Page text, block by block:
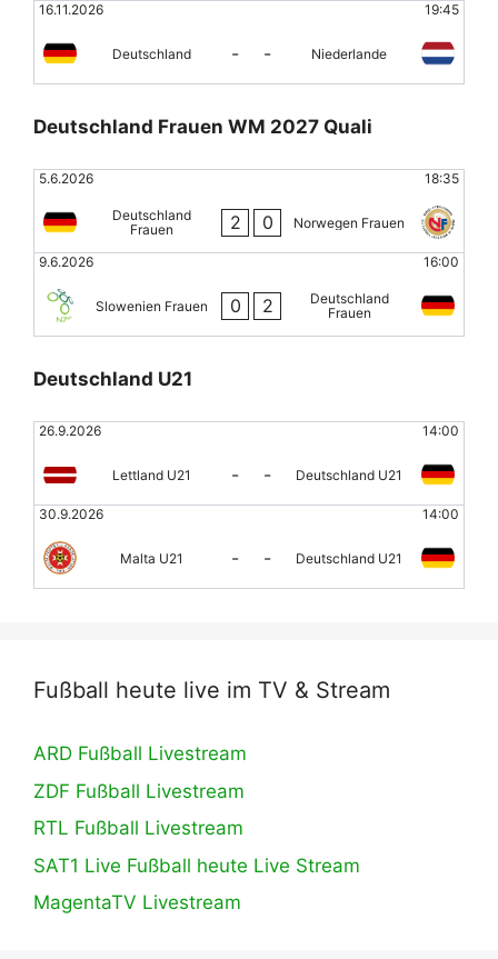
16.11.2026 19:45
Deutschland - - Niederlande
Deutschland Frauen WM 2027 Quali
5.6.2026 18:35
Deutschland
Frauen
2 0 Norwegen Frauen
9.6.2026 16:00
Slowenien Frauen 0 2
Deutschland
Frauen
Deutschland U21
26.9.2026 14:00
Lettland U21 - - Deutschland U21
30.9.2026 14:00
Malta U21 - - Deutschland U21
Fußball heute live im TV & Stream
ARD Fußball Livestream
ZDF Fußball Livestream
RTL Fußball Livestream
SAT1 Live Fußball heute Live Stream
MagentaTV Livestream